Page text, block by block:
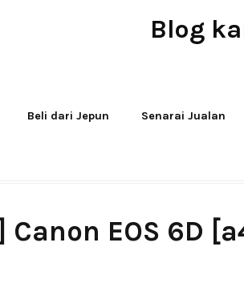
Blog
Beli dari Jepun Senarai Jualan
Canon EOS 6D